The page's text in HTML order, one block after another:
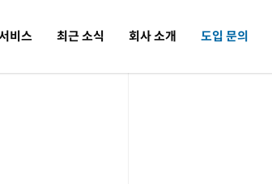
비스 최근 소식 회사 소개 도입 문의